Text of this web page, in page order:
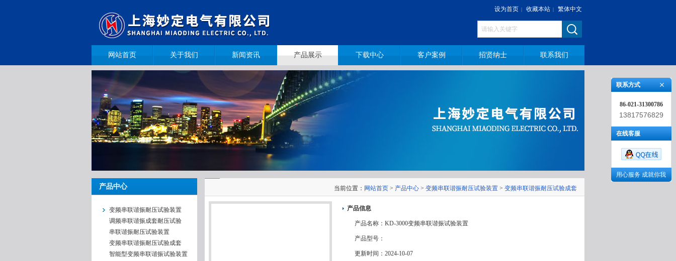
设为首页 | 收藏本站 | 繁体中文
网站首页 关于我们 新闻资讯 产品展示 下载中心 客户案例 招贤纳士 联系我们
产品中心
变频串联谐振耐压试验装置
调频串联谐振成套耐压试验
串联谐振耐压试验装置
变频串联谐振耐压试验成套
智能型变频串联谐振试验装置
当前位置： 网站首页 > 产品中心 > 变频串联谐振耐压试验装置 > 变频串联谐振耐压试验成套
产品信息
产品名称： KD-3000变频串联谐振试验装置
产品型号：
更新时间： 2024-10-07
联系方式
86-021-31300786
13817576829
在线客服
用心服务 成就你我